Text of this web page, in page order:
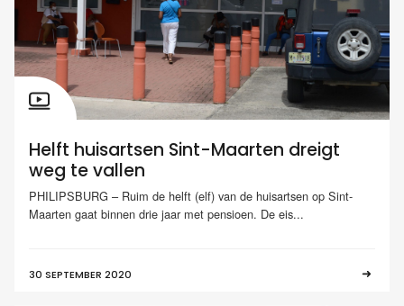
Helft huisartsen Sint-Maarten dreigt
weg te vallen
PHILIPSBURG – Ruim de helft (elf) van de huisartsen op Sint-
Maarten gaat binnen drie jaar met pensioen. De eis...
30 SEPTEMBER 2020